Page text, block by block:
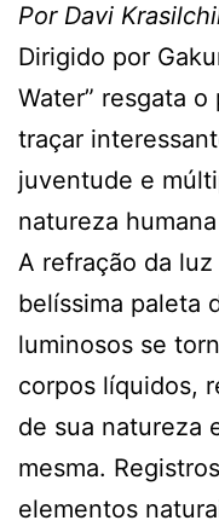
Por Davi
Dirigido por
Water” resgata
traçar
juventude e
natureza humana
A refração da
belíssima paleta
luminosos se
corpos líquidos,
de sua natureza
mesma.
elementos